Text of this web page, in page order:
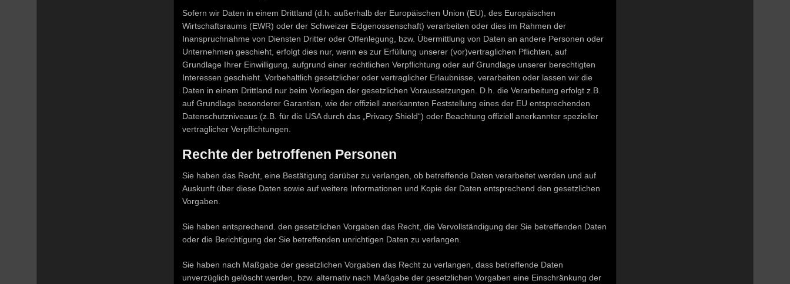
Sofern wir Daten in einem Drittland (d.h. außerhalb der Europäischen Union (EU), des Europäischen
Wirtschaftsraums (EWR) oder der Schweizer Eidgenossenschaft) verarbeiten oder dies im Rahmen der
Inanspruchnahme von Diensten Dritter oder Offenlegung, bzw. Übermittlung von Daten an andere Personen oder
Unternehmen geschieht, erfolgt dies nur, wenn es zur Erfüllung unserer (vor)vertraglichen Pflichten, auf
Grundlage Ihrer Einwilligung, aufgrund einer rechtlichen Verpflichtung oder auf Grundlage unserer berechtigten
Interessen geschieht. Vorbehaltlich gesetzlicher oder vertraglicher Erlaubnisse, verarbeiten oder lassen wir die
Daten in einem Drittland nur beim Vorliegen der gesetzlichen Voraussetzungen. D.h. die Verarbeitung erfolgt z.B.
auf Grundlage besonderer Garantien, wie der offiziell anerkannten Feststellung eines der EU entsprechenden
Datenschutzniveaus (z.B. für die USA durch das „Privacy Shield“) oder Beachtung offiziell anerkannter spezieller
vertraglicher Verpflichtungen.
Rechte der betroffenen Personen
Sie haben das Recht, eine Bestätigung darüber zu verlangen, ob betreffende Daten verarbeitet werden und auf
Auskunft über diese Daten sowie auf weitere Informationen und Kopie der Daten entsprechend den gesetzlichen
Vorgaben.
Sie haben entsprechend. den gesetzlichen Vorgaben das Recht, die Vervollständigung der Sie betreffenden Daten
oder die Berichtigung der Sie betreffenden unrichtigen Daten zu verlangen.
Sie haben nach Maßgabe der gesetzlichen Vorgaben das Recht zu verlangen, dass betreffende Daten
unverzüglich gelöscht werden, bzw. alternativ nach Maßgabe der gesetzlichen Vorgaben eine Einschränkung der